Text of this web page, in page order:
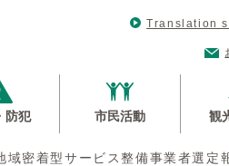
Translation
防犯 市民活動 観
域密着型サービス整備事業者選定